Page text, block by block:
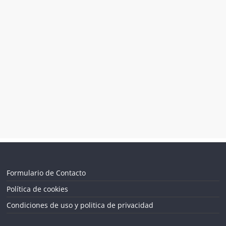
Formulario de Contacto
Política de cookies
Condiciones de uso y politica de privacidad